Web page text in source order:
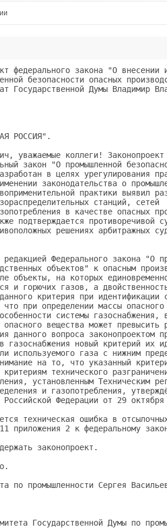
Пожалуйста.                                                                     
                                                                                
СОБКО С. В., председатель Комитета Государственной Думы по промышленности,      
фракция КПРФ.                                                                   
                                                                                
Спасибо, Александр Дмитриевич.                                                  
                                                                                
Уважаемые коллеги, ну коль сегодня вот такой интересный день - тут наши         
товарищи с разными замечаниями выступали и по поводу того, зачем выходить на    
трибуну, и вообще о том, что делается, - я очень кратко скажу, что комитет      
поддерживает концепцию данного законопроекта.                                   
                                                                                
Вообще, вопрос промышленной безопасности постоянно находится в поле зрения: в   
2011 году ратифицирована Конвенция о предотвращении крупных промышленных        
аварий, в 2013 году принят Федеральный закон № 116-ФЗ "О промышленной           
безопасности опасных производственных объектов", и сейчас вот эти изменения     
вносятся для того, чтобы уточнить понятия и действительно чётко определять,     
что является опасным объектом, а что - нет.                                     
                                                                                
У комитета есть два замечания, и ко второму чтению это нужно будет              
посмотреть. Во-первых, это касается оборудования, которое находится на          
площадке рядом с трубой, с газораспределительной станцией или хранилищем, -     
оно теоретически может быть подвержено ускоренной амортизации, что,             
естественно, приведёт к выпадающим доходам, поэтому ко второму чтению нужно     
будет уточнить формулировку. Во-вторых, для того чтобы перевести весь реестр    
опасных объектов в правовое поле, чтобы не было каких-то недоразумений, я       
думаю, необходимо сделать чуть-чуть шире временной лаг для правоприменения,     
то есть немножко отсрочить вступление закона в силу, чтобы реестр был           
приведён в порядок. А так в принципе комитет просит поддержать и принять        
законопроект в первом чтении.                                                   
                                                                                
Пользуясь случаем, я хотел бы сказать, что не только промышленная               
безопасность является предметом постоянного внимания Комитета по                
промышленности. Сегодня Владимир Абдуалиевич вскользь заметил, что вроде бы     
кто-то чего-то где-то не дорабатывает, а я вам хочу сказать, что недавно мы     
утверждали программу законопроектной работы, и там из нескольких сотен          
законопроектов, которые мы должны рассмотреть, 170 законопроектов, даже         
меньше, - правительственные, а ответьте: вы за последнее время слышали хотя     
бы об одном правительственном законе, который касается реального сектора        
экономики? Демагогии много по этому поводу - про импортозамещение, про то,      
что надо поднимать реальный сектор, и так далее, и так далее. А я вам скажу,    
что на закон "О промышленной политике в Российской Федерации" ваш покорный      
слуга потратил ровно десять лет, с 2004 по 2014 год, и к Владимиру              
Абдуалиевичу я приходил, предлагал, чтобы руководители всех фракций             
подписались под этим законопроектом, - нет, пока отмашки не было, никто не      
хотел, а вот когда президент наложил свою резолюцию, тогда все стали            
говорить: да, это нужно - у нас же есть промышленная политика!                  
                                                                                
То же самое со стандартизацией: закон "О стандартизации..." принят, а           
закон-спутник, который должен обеспечить механизм его реализации, - нет.        
Сколько мы боролись за сохранение понятия "стандартизация" в нашей стране,      
ведь были такие деятели, которые считали, что стандарты вообще не нужны, - и    
где бы мы сейчас были?! И трансвааль-